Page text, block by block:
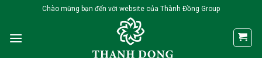
content
Chào mừng bạn đến với website của Thành Đồng Group